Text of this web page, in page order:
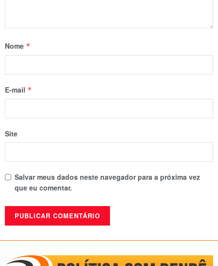
Nome *
E-mail *
Site
Salvar meus dados neste navegador para a próxima vez
que eu comentar.